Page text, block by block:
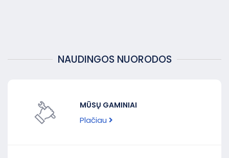
NAUDINGOS NUORODOS
MŪSŲ GAMINIAI
Plačiau